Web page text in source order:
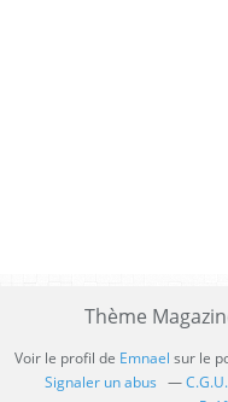
Thème
Voir le profil de Emnael sur le
Signaler un abus
C.G.U.